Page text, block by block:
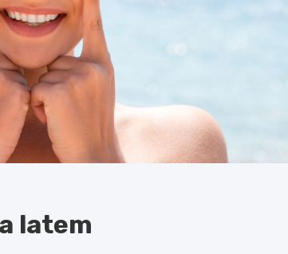
latem